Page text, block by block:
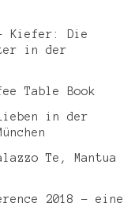
Kiefer: Die
in der
Table Book
in der
Te, Mantua
2018 – eine